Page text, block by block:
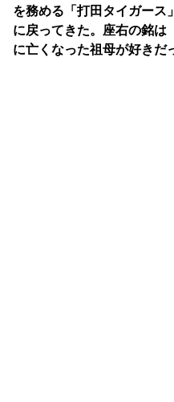
を務める「打田タイガース
に戻ってきた。座右の銘は
に亡くなった祖母が好きだ